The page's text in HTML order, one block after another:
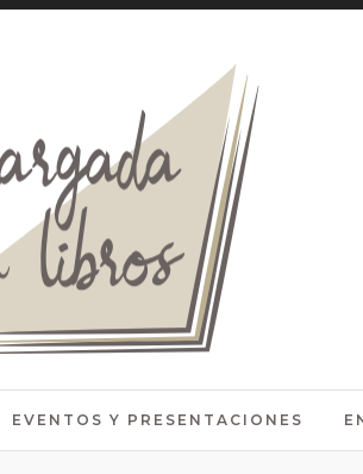
EVENTOS Y PRESENTACIONES